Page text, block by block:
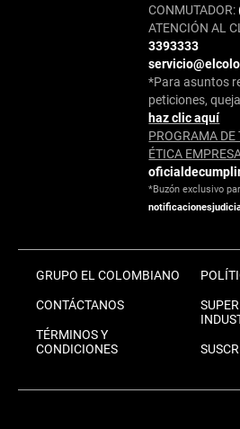
CONMUTADOR:
ATENCIÓN AL
3393333
*Para asuntos
peticiones,
haz clic aquí
PROGRAMA DE
ÉTICA
*Buzón exclusivo
GRUPO EL COLOMBIANO
CONTÁCTANOS
TÉRMINOS Y
CONDICIONES